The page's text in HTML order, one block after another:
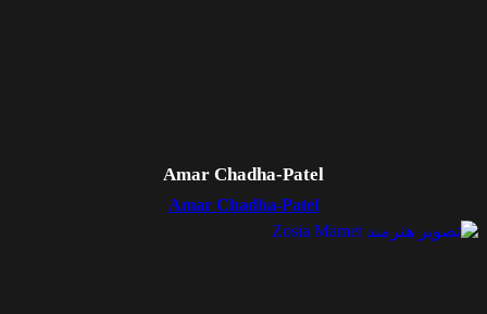
Amar Chadha-Patel
Amar Chadha-Patel